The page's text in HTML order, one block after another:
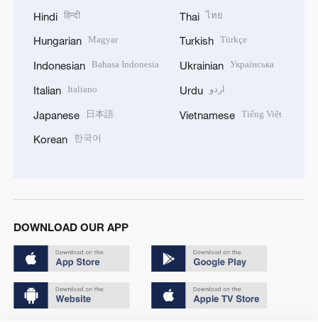
Hindi हिन्दी
Hungarian Magyar
Indonesian Bahasa Indonesia
Italian Italiano
Japanese 日本語
Korean 한국어
Thai ไทย
Turkish Türkçe
Ukrainian Українська
Urdu اردو
Vietnamese Tiếng Việt
DOWNLOAD OUR APP